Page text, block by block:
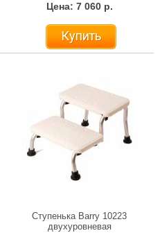
Цена: 7 060 р.
Купить
Ступенька Barry 10223
двухуровневая